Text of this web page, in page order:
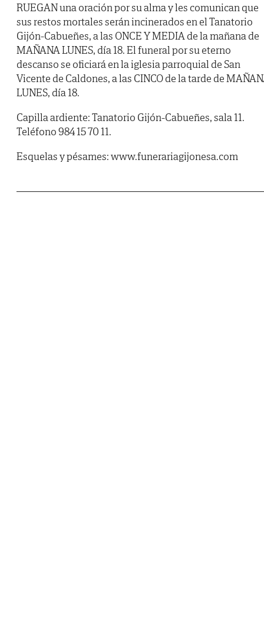
RUEGANuna oración por su alma y les comunican que
sus restos mortales serán incinerados en el Tanatorio
Gijón-Cabueñes, a las ONCE Y MEDIA de la mañana de
MAÑANA LUNES, día 18. El funeral por su eterno
descanso se oficiará en la iglesia parroquial de San
Vicente de Caldones, a las CINCO de la tarde de
LUNES, día 18.
Capilla ardiente: Tanatorio Gijón-Cabueñes, sala 11.
Teléfono 984 15 70 11.
Esquelas y pésames: www.funerariagijonesa.com